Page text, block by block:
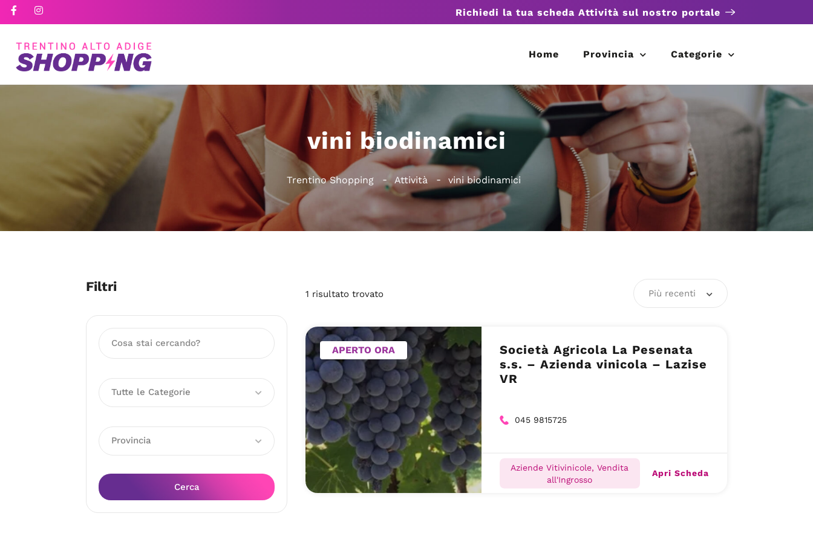
Richiedi la tua scheda Attività sul nostro portale
Home Provincia Categorie
vini biodinamici
Trentino Shopping Attività vini biodinamici
Filtri
Tutte le Categorie
Provincia
Cerca
1 risultato trovato Più recenti
APERTO ORA
Società Agricola La Pesenata
s.s. – Azienda vinicola – Lazise
VR
045 9815725
Aziende Vitivinicole, Vendita
all'Ingrosso
Apri Scheda